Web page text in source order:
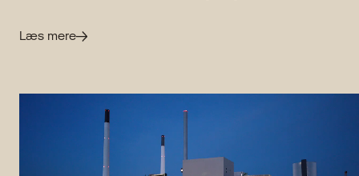
Læs mere